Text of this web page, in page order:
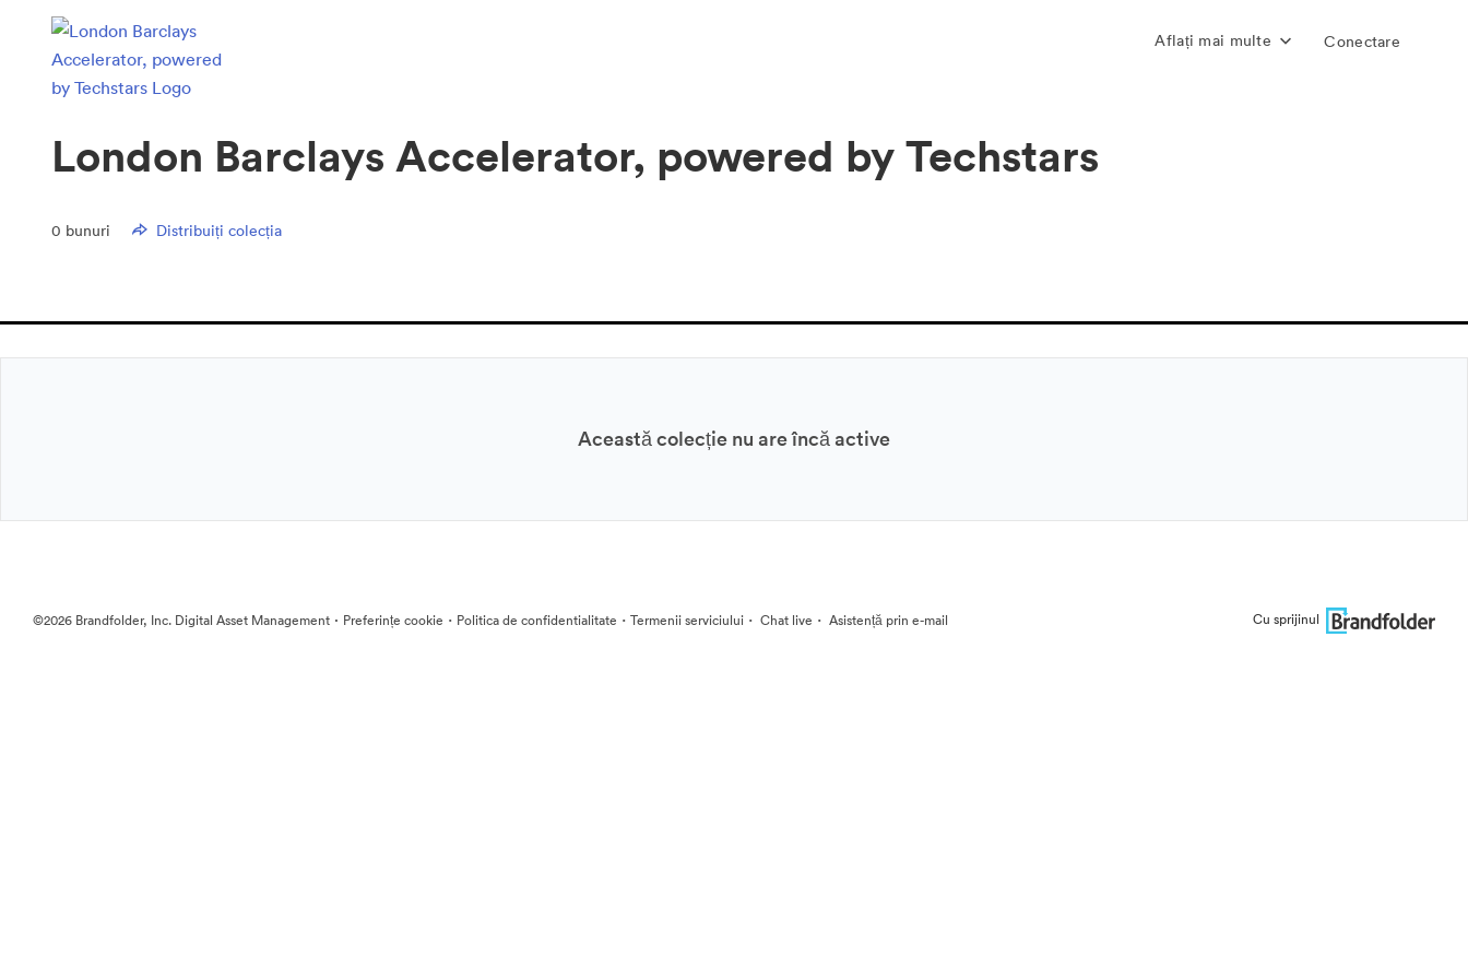
Aflați mai multe Conectare
London Barclays Accelerator, powered by Techstars
0 bunuri Distribuiți colecția
Această colecție nu are încă active
©2026 Brandfolder, Inc. Digital Asset Management · Preferințe cookie · Politica de confidentialitate · Termenii serviciului · Chat live · Asistență prin e-mail Cu sprijinul